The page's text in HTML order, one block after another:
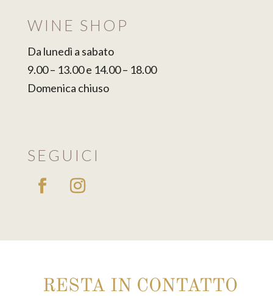
WINE SHOP
Da lunedì a sabato
9.00 – 13.00 e 14.00 – 18.00
Domenica chiuso
SEGUICI
RESTA IN CONTATTO